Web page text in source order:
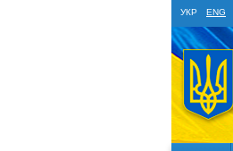
УКР ENG